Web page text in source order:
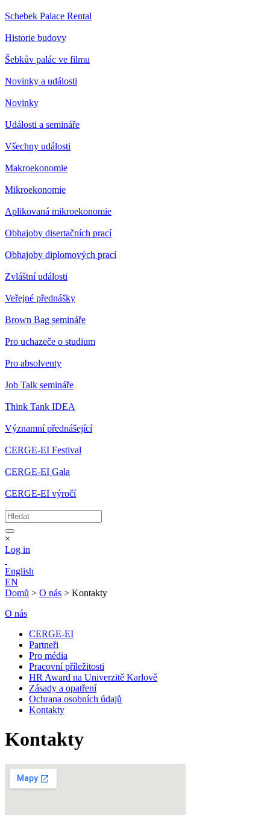
Schebek Palace Rental
Historie budovy
Šebkův palác ve filmu
Novinky a události
Novinky
Události a semináře
Všechny události
Makroekonomie
Mikroekonomie
Aplikovaná mikroekonomie
Obhajoby disertačních prací
Obhajoby diplomových prací
Zvláštní události
Veřejné přednášky
Brown Bag semináře
Pro uchazeče o studium
Pro absolventy
Job Talk semináře
Think Tank IDEA
Významní přednášející
CERGE-EI Festival
CERGE-EI Gala
CERGE-EI výročí
×
Log in
English
EN
Domů > O nás > Kontakty
O nás
CERGE-EI
Partneři
Pro média
Pracovní příležitosti
HR Award na Univerzitě Karlově
Zásady a opatření
Ochrana osobních údajů
Kontakty
Kontakty